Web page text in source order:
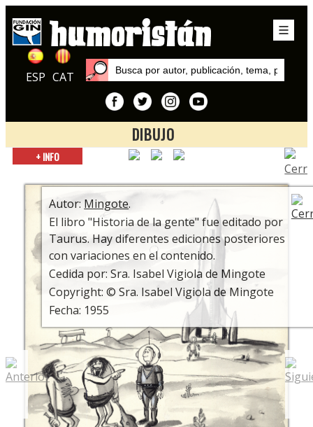
ESP CAT
DIBUJO
Inicio
Mingote, un clásico popular
+ INFO
Autor: Mingote.
El libro "Historia de la gente" fue editado por
Taurus. Hay diferentes ediciones posteriores
con variaciones en el contenido.
Cedida por: Sra. Isabel Vigiola de Mingote
Copyright: © Sra. Isabel Vigiola de Mingote
Fecha: 1955